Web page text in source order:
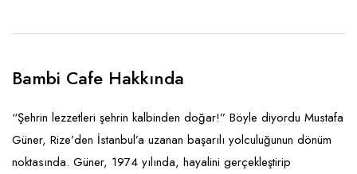
Bambi Cafe Hakkında
“Şehrin lezzetleri şehrin kalbinden doğar!” Böyle diyordu Mustafa
Güner, Rize’den İstanbul’a uzanan başarılı yolculuğunun dönüm
noktasında. Güner, 1974 yılında, hayalini gerçekleştirip